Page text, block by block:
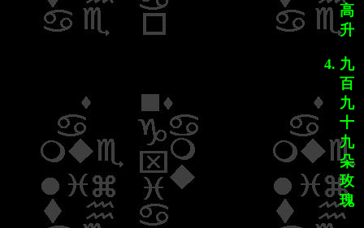
高
升
九
百
九
十
九
朵
玫
瑰